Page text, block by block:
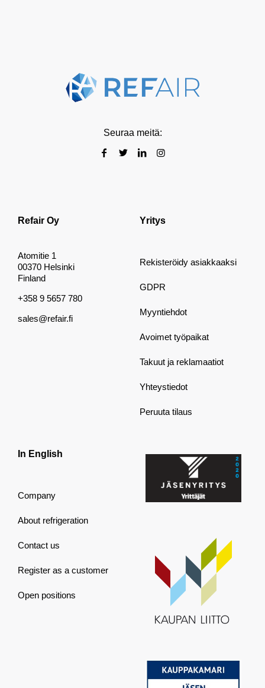
Seuraa meitä:
Refair Oy
Atomitie 1
00370 Helsinki
Finland
+358 9 5657 780
sales@refair.fi
Yritys
Rekisteröidy asiakkaaksi
GDPR
Myyntiehdot
Avoimet työpaikat
Takuut ja reklamaatiot
Yhteystiedot
Peruuta tilaus
In English
Company
About refrigeration
Contact us
Register as a customer
Open positions